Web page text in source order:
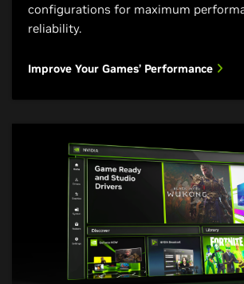
configurations for maximum
reliability.
Improve Your Games’ Performance